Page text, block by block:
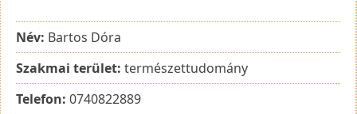
Név: Bartos Dóra
Szakmai terület: természettudomány
Telefon: 0740822889